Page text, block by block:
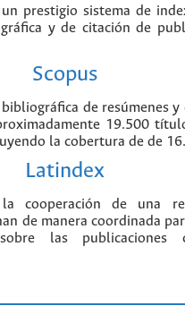
prestigio sistema de
y de citación de
Scopus
de resúmenes
19.500
la cobertura de de
Latindex
cooperación de una
de manera coordinada
las publicaciones